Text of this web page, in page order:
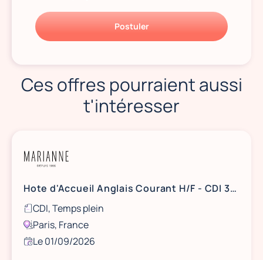
Postuler
Ces offres pourraient aussi
t'intéresser
Hote d'Accueil Anglais Courant H/F - CDI 35H
CDI, Temps plein
Paris, France
Le 01/09/2026